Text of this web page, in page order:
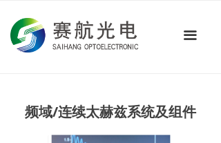
끀
首页
关于我们
技术应用
新闻资讯
频域/连续太赫兹系统及组件